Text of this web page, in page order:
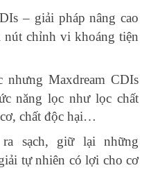
– giải pháp nâng cao
chỉnh vi khoáng tiện
Maxdream CDIs
năng lọc như lọc chất
chất độc hại…
sạch, giữ lại những
tự nhiên có lợi cho cơ